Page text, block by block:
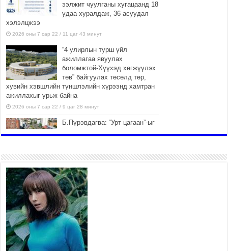
ээлжит чуулганы хугацаанд 18
удаа хуралдаж, 36 асуудал
хэлэлцжээ
2026 оны 7 сар 22 / 11 цаг 43 минут
“4 улирлын турш үйл
ажиллагаа явуулах
боломжтой-Хүүхэд хөгжүүлэх
төв” байгуулах төсөлд төр,
хувийн хэвшлийн түншлэлийн хүрээнд хамтран
ажиллахыг урьж байна
2026 оны 7 сар 22 / 9 цаг 28 минут
Б.Пүрэвдагва: “Урт цагаан”-ыг
2026 оны 7 сар 21 / 16 цаг 47 минут
Тусгай замын автобус /BRT/
төслийн удирдах хорооны
ээлжит хуралдаан боллоо
2026 оны 7 сар 21 / 16 цаг 43 минут
Ерөнхий сайд Н.Учрал БНХАУ-
аас Монгол Улсад суугаа
Элчин сайд Шэнь